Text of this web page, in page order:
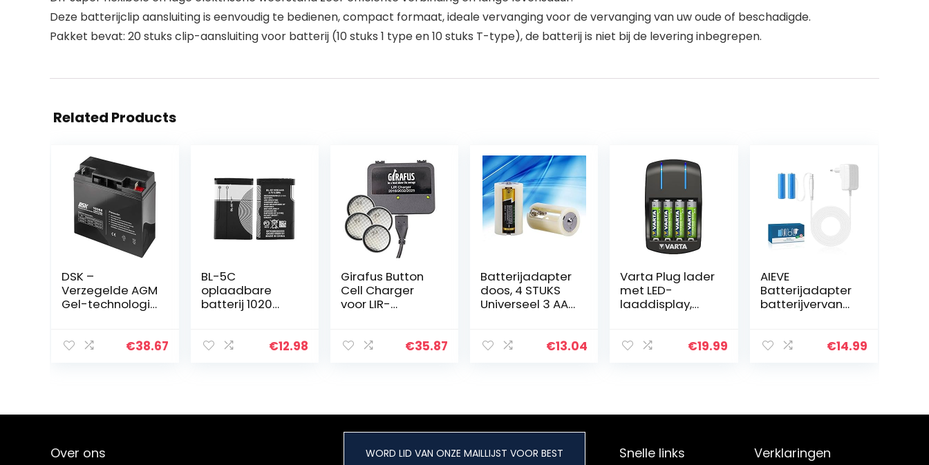
Deze batterijclip aansluiting is eenvoudig te bedienen, compact formaat, ideale vervanging voor de vervanging van uw oude of beschadigde.
Pakket bevat: 20 stuks clip-aansluiting voor batterij (10 stuks 1 type en 10 stuks T-type), de batterij is niet bij de levering inbegrepen.
Related Products
DSK –
Verzegelde AGM
Gel-technologie
elk elektrisch
€38.67
BL-5C
oplaadbare
batterij 1020
ming 2 stuks€12.98
Girafus Button
Cell Charger
voor LIR-
Batterijlader
€35.87
Batterijadapter
doos, 4 STUKS
Universeel 3 AA
batterijomvorm
€13.04
Varta Plug lader
met LED-
laaddisplay,
exclusief Varta
€19.99
AIEVE
Batterijadapter
batterijvervangi
bijv. compatibel
€14.99
Over ons WORD LID VAN ONZE MAILLIJST VOOR BEST Snelle links Verklaringen